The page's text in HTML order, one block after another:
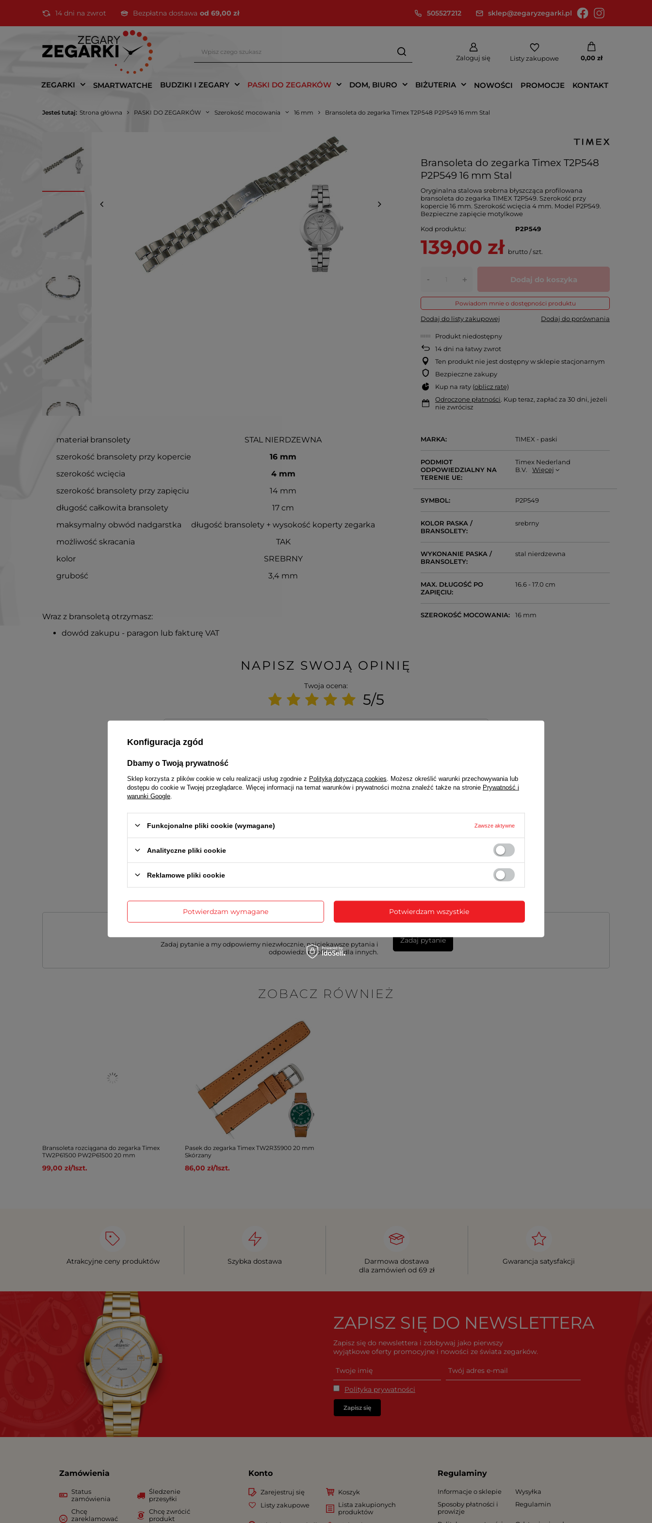
14 dni na zwrot Bezpłatna dostawa od 69,00 zł 505527212 sklep@zegaryzegarki.pl
Zaloguj się Listy zakupowe 0,00 zł
ZEGARKI SMARTWATCHE BUDZIKI I ZEGARY PASKI DO ZEGARKÓW DOM, BIURO BIŻUTERIA NOWOŚCI PROMOCJE KONTAKT
Jesteś tutaj: Strona główna PASKI DO ZEGARKÓW Szerokość mocowania 16 mm Bransoleta do zegarka Timex T2P548 P2P549 16 mm Stal
Bransoleta do zegarka Timex T2P548
P2P549 16 mm Stal
Oryginalna stalowa srebrna błyszcząca profilowana
bransoleta do zegarka TIMEX T2P549. Szerokość przy
kopercie 16 mm. Szerokość wcięcia 4 mm. Model P2P549.
Bezpieczne zapięcie motylkowe
Kod produktu
P2P549
139,00 zł brutto/szt.
- + Dodaj do koszyka
Powiadom mnie o dostępności produktu
Dodaj do listy zakupowej Dodaj do porównania
Produkt niedostępny
14dni na łatwy zwrot
Ten produkt nie jest dostępny w sklepie stacjonarnym
Bezpieczne zakupy
Kup na raty (oblicz ratę)
Odroczone płatności. Kup teraz, zapłać za 30 dni, jeżeli
nie zwrócisz
materiał bransolety
STAL NIERDZEWNA
szerokość bransolety przy kopercie
16 mm
szerokość wcięcia
4 mm
szerokość bransolety przy zapięciu
14 mm
długość całkowita bransolety
17 cm
maksymalny obwód nadgarstka
długość bransolety + wysokość koperty zegarka
możliwość skracania
TAK
kolor
SREBRNY
grubość
3,4 mm
Wraz z bransoletą otrzymasz:
dowód zakupu - paragon lub fakturę VAT
MARKA TIMEX - paski
PODMIOT
ODPOWIEDZIALNY NA
TERENIE UE
Timex Nederland
B.V.
Więcej
SYMBOL P2P549
KOLOR PASKA /
BRANSOLETY
srebrny
WYKONANIE PASKA /
BRANSOLETY
stal nierdzewna
MAX. DŁUGOŚĆ PO
ZAPIĘCIU
16.6 - 17.0 cm
SZEROKOŚĆ MOCOWANIA 16 mm
NAPISZ SWOJĄ OPINIĘ
Twoja ocena:
5/5
Dodaj własne zdjęcie produktu:
Twoje imię
Zadaj pytanie a my odpowiemy niezwłocznie, najciekawsze pytania i
odpowiedzi publikując dla innych.
Zadaj pytanie
ZOBACZ RÓWNIEŻ
Bransoleta rozciągana do zegarka Timex
TW2P61500 PW2P61500 20 mm
99,00 zł/1szt.
Pasek do zegarka Timex TW2R35900 20 mm
Skórzany
86,00 zł/1szt.
Atrakcyjne ceny produktów Szybka dostawa
Darmowa dostawa
dla zamówień od 69 zł
Gwarancja satysfakcji
ZAPISZ SIĘ DO NEWSLETTERA
Zapisz się do newslettera i zdobywaj jako pierwszy
wyjątkowe oferty promocyjne i nowości ze świata zegarków.
Polityka prywatności
Zapisz się
Zamówienia
Status
zamówienia
Śledzenie
przesyłki
Chcę
zareklamować
Chcę zwrócić
produkt
Konto
Zarejestruj się
Koszyk
Listy zakupowe
Lista zakupionych
produktów
Regulaminy
Informacje o sklepie
Wysyłka
Sposoby płatności i
prowizje
Regulamin
Konfiguracja zgód
Dbamy o Twoją prywatność
Sklep korzysta z plików cookie w celu realizacji usług zgodnie z Polityką dotyczącą cookies . Możesz określić warunki przechowywania lub
dostępu do cookie w Twojej przeglądarce. Więcej informacji na temat warunków i prywatności można znaleźć także na stronie Prywatność i
warunki Google
Funkcjonalne pliki cookie (wymagane) Zawsze aktywne
Analityczne pliki cookie
Reklamowe pliki cookie
Potwierdzam wymagane Potwierdzam wszystkie